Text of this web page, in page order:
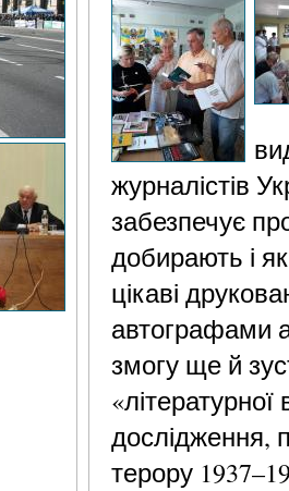
журналістів
забезпечує
добирають і
цікаві
автографами
змогу ще й
дослідження,
терору